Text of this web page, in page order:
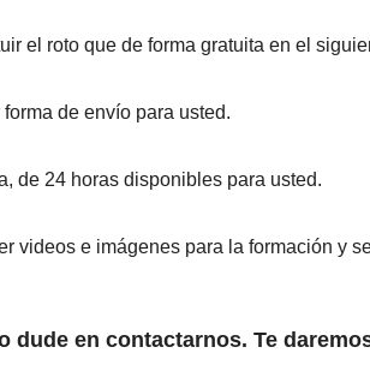
el roto que de forma gratuita en el
de envío para usted.
de 24 horas disponibles para usted.
videos e imágenes para la formación y
dude en contactarnos. Te